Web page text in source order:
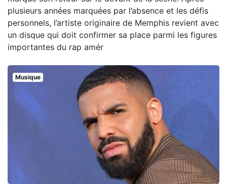
plusieurs années marquées par l’absence et les défis
personnels, l’artiste originaire de Memphis revient avec
un disque qui doit confirmer sa place parmi les figures
importantes du rap amér
Musique